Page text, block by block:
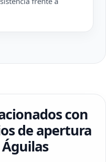
con
de apertura